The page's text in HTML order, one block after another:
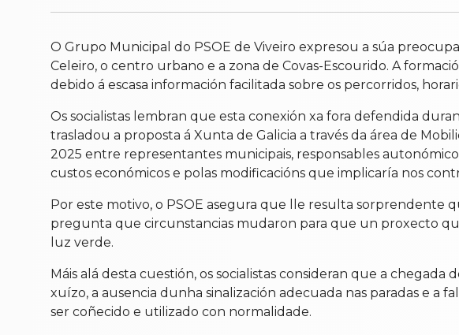
O Grupo Municipal do PSOE de Viveiro expresou a súa
Celeiro, o centro urbano e a zona de Covas-Escourido. A
debido á escasa información facilitada sobre os percorridos,
Os socialistas lembran que esta conexión xa fora defendida
trasladou a proposta á Xunta de Galicia a través da área de
2025 entre representantes municipais, responsables
custos económicos e polas modificacións que implicaría nos
Por este motivo, o PSOE asegura que lle resulta sorprendente
pregunta que circunstancias mudaron para que un proxecto
luz verde.
Máis alá desta cuestión, os socialistas consideran que a
xuízo, a ausencia dunha sinalización adecuada nas paradas e
ser coñecido e utilizado con normalidade.